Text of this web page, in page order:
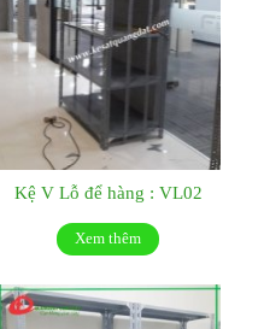
Kệ V Lỗ để hàng : VL02
Xem thêm